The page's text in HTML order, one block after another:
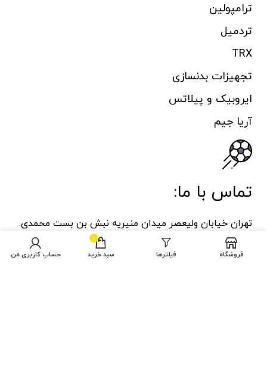
ترامپولین
تردمیل
TRX
تجهیزات بدنسازی
ایروبیک و پیلاتس
آریا جیم
تماس با ما:
تهران خیابان ولیعصر میدان منیریه نبش بن بست محمدی.
ورزشی جهان اسپرت پلاک ۱
فروشگاه فیلترها
0
سبد خرید حساب کاربری من